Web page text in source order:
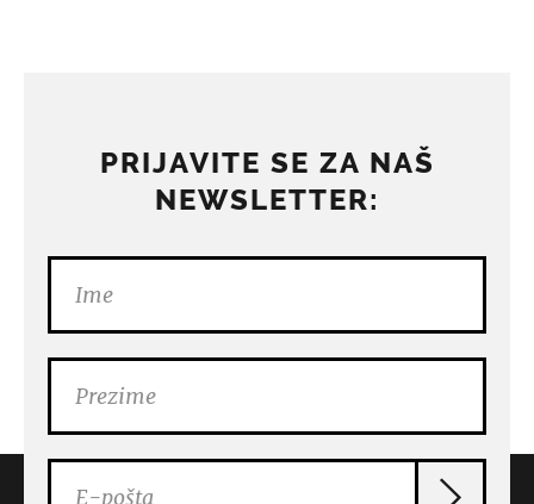
PRIJAVITE SE ZA NAŠ
NEWSLETTER: